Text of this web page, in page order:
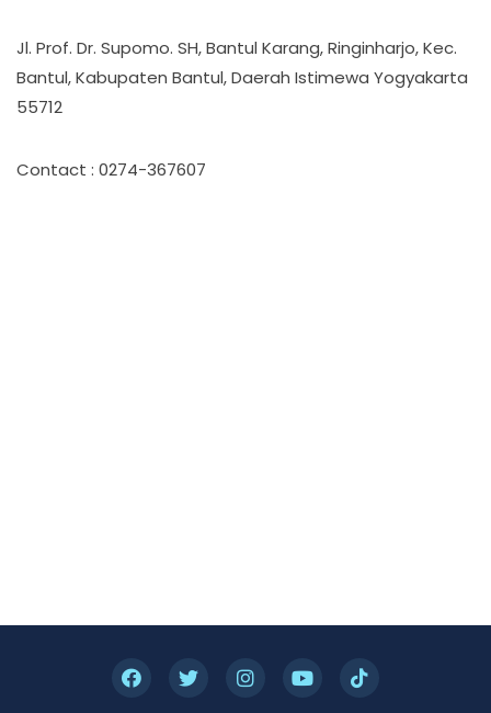
Jl. Prof. Dr. Supomo. SH, Bantul Karang, Ringinharjo, Kec.
Bantul, Kabupaten Bantul, Daerah Istimewa Yogyakarta
55712
Contact : 0274-367607